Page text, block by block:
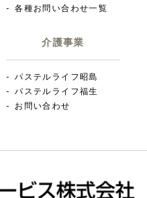
各種お問い合わせ一覧
介護事業
パステルライフ昭島
パステルライフ福生
お問い合わせ